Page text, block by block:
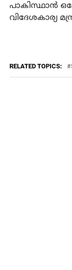
പാകിസ്ഥാന്‍
വിദേശകാര്യ
RELATED TOPICS: